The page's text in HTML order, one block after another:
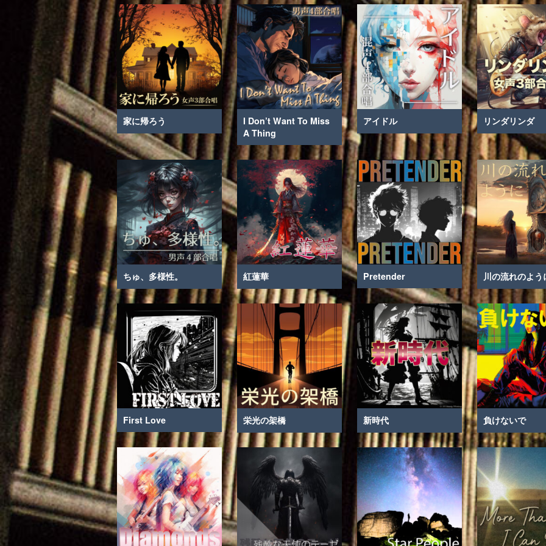
家に帰ろう
I Don’t Want To Miss
A Thing
アイドル リンダリンダ
ちゅ、多様性。 紅蓮華 Pretender 川の流れのよう
First Love 栄光の架橋 新時代 負けないで